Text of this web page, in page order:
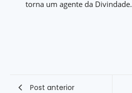
torna um agente da Divindade.
Post anterior